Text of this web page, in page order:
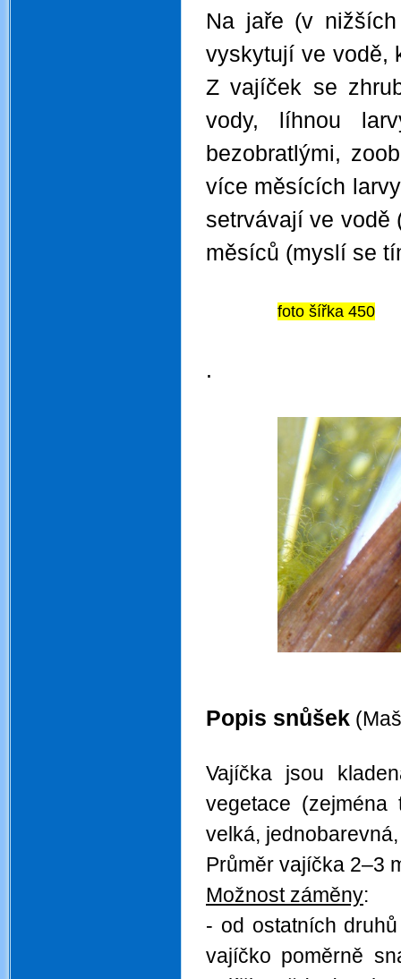
Na jaře (v
vyskytují ve vodě,
Z vajíček se
vody, líhnou
bezobratlými,
více měsících
setrvávají ve vodě
měsíců (myslí se
foto šířka 450
.
Popis snůšek
Vajíčka jsou
vegetace (zejména
velká,
Průměr vajíčka 2–3
Možnost záměny:
- od ostatních
vajíčko poměrně